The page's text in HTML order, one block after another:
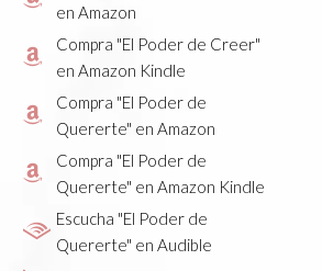
en Amazon
Compra "El Poder de Creer"
en Amazon Kindle
Compra "El Poder de
Quererte" en Amazon
Compra "El Poder de
Quererte" en Amazon Kindle
Escucha "El Poder de
Quererte" en Audible